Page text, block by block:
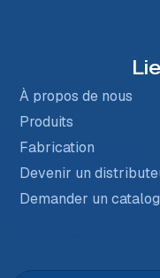
À propos de nous
Produits
Fabrication
Devenir un
Demander un